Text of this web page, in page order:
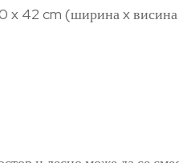
x 42 cm (ширина x